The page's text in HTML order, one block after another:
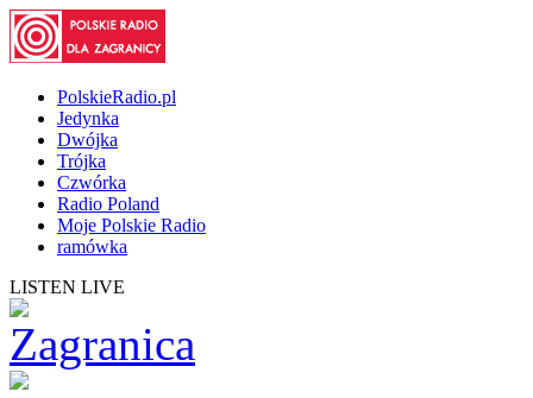
PolskieRadio.pl
Jedynka
Dwójka
Trójka
Czwórka
Radio Poland
Moje Polskie Radio
ramówka
LISTEN LIVE